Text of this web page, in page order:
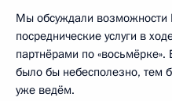
Мы обсуждали
посреднические услуги в
партнёрами по
было бы небесполезно, тем
уже ведём.